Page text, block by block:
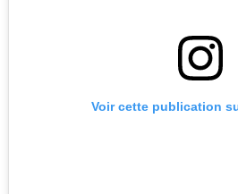
Voir cette publication